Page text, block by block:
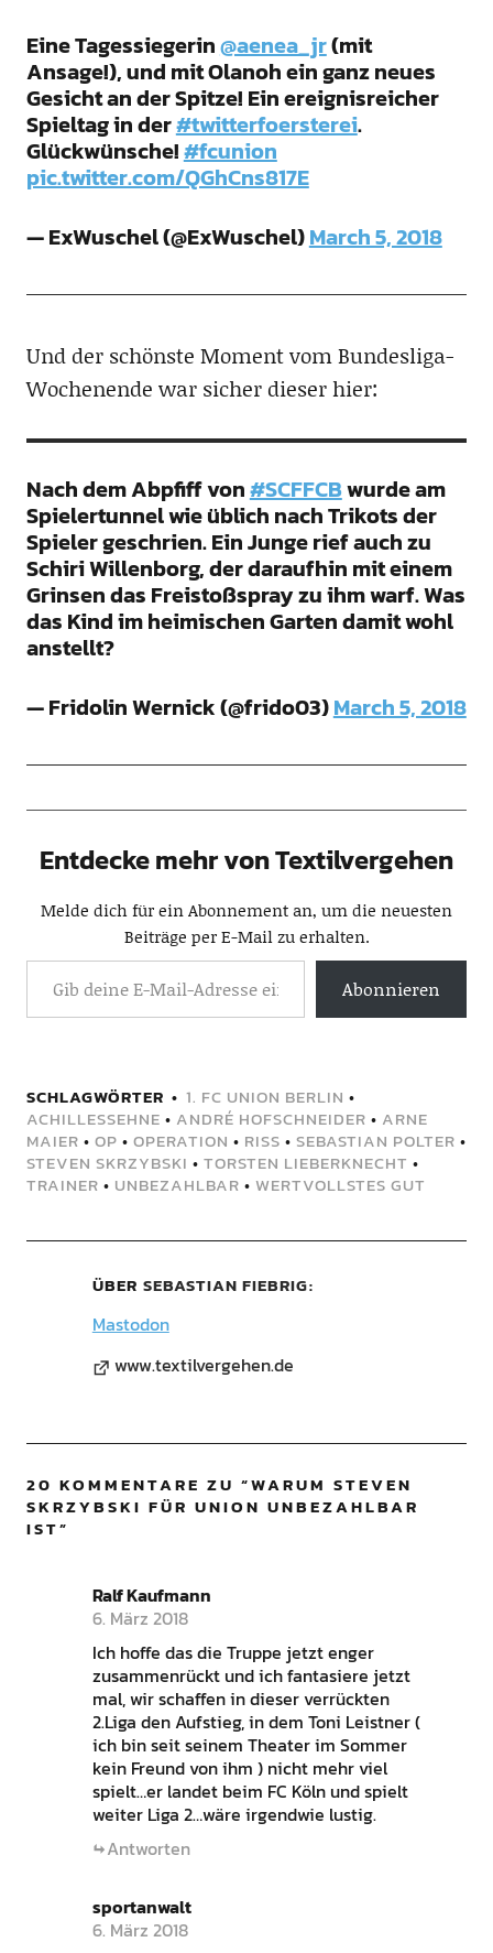
Eine Tagessiegerin@aenea_jr(mit
Ansage!), und mit Olanoh ein ganz neues
Gesicht an der Spitze! Ein ereignisreicher
Spieltag in der#twitterfoersterei.
Glückwünsche!#fcunion
pic.twitter.com/QGhCns817E
— ExWuschel (@ExWuschel)March 5, 2018
Und der schönste Moment vom Bundesliga-
Wochenende war sicher dieser hier:
Nach dem Abpfiff von#SCFFCBwurde am
Spielertunnel wie üblich nach Trikots der
Spieler geschrien. Ein Junge rief auch zu
Schiri Willenborg, der daraufhin mit einem
Grinsen das Freistoßspray zu ihm warf. Was
das Kind im heimischen Garten damit wohl
anstellt?
— Fridolin Wernick (@frido03)March 5, 2018
Entdecke mehr von Textilvergehen
Melde dich für ein Abonnement an, um die neuesten
Beiträge per E-Mail zu erhalten.
Abonnieren
SCHLAGWÖRTER 1. FC UNION BERLIN •
ACHILLESSEHNE • ANDRÉ HOFSCHNEIDER • ARNE
MAIER • OP • OPERATION • RISS • SEBASTIAN POLTER •
STEVEN SKRZYBSKI • TORSTEN LIEBERKNECHT •
TRAINER • UNBEZAHLBAR • WERTVOLLSTES GUT
ÜBER SEBASTIAN FIEBRIG
Mastodon
www.textilvergehen.de
20 KOMMENTARE ZU “WARUM STEVEN
SKRZYBSKI FÜR UNION UNBEZAHLBAR
IST”
Ralf Kaufmann
6. März 2018
Ich hoffe das die Truppe jetzt enger
zusammenrückt und ich fantasiere jetzt
mal, wir schaffen in dieser verrückten
2.Liga den Aufstieg, in dem Toni Leistner (
ich bin seit seinem Theater im Sommer
kein Freund von ihm ) nicht mehr viel
spielt…er landet beim FC Köln und spielt
weiter Liga 2…wäre irgendwie lustig.
Antworten
sportanwalt
6. März 2018